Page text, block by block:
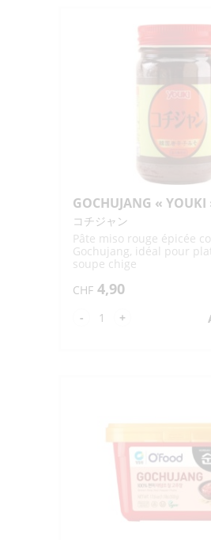
GOCHUJANG « YOUKI
コチジャン
Pâte miso rouge épicée
Gochujang, idéal pour
soupe chige
CHF 4,90
-
quantité
+